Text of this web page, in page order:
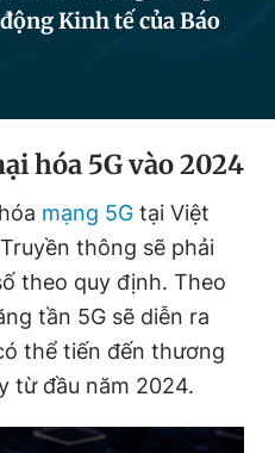
Liên hệ quảng cáo
0908 780 404
Tòa soạn Chính sách bảo
Hải Thành
BTTTT cấp ngày 24.3.2020
Kinh tế của Báo
hóa 5G vào 2024
mạng 5G tại Việt
thông sẽ phải
theo quy định. Theo
tần 5G sẽ diễn ra
thể tiến đến thương
từ đầu năm 2024.